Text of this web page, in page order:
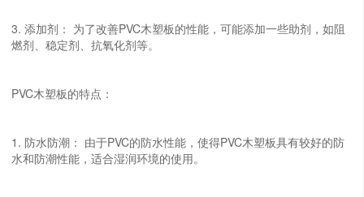
3. 添加剂： 为了改善PVC木塑板的性能，可能添加一些助剂，如阻
燃剂、稳定剂、抗氧化剂等。
PVC木塑板的特点：
1. 防水防潮： 由于PVC的防水性能，使得PVC木塑板具有较好的防
水和防潮性能，适合湿润环境的使用。